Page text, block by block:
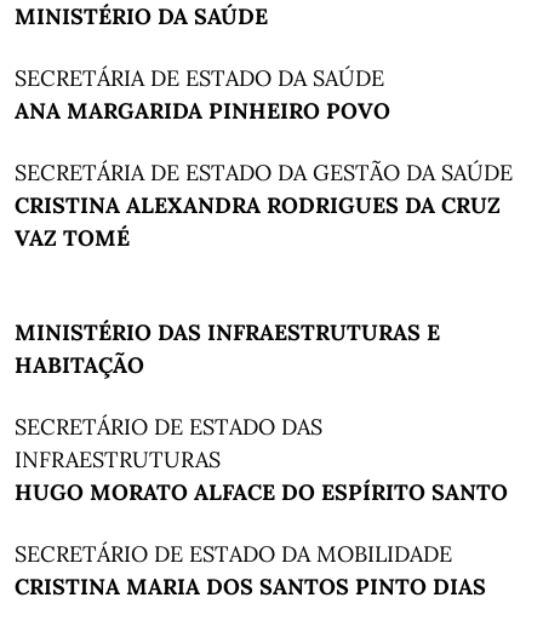
MINISTÉRIO DA SAÚDE
SECRETÁRIA DE ESTADO DA SAÚDE
ANA MARGARIDA PINHEIRO POVO
SECRETÁRIA DE ESTADO DA GESTÃO DA SAÚDE
CRISTINA ALEXANDRA RODRIGUES DA CRUZ
VAZ TOMÉ
MINISTÉRIO DAS INFRAESTRUTURAS E
HABITAÇÃO
SECRETÁRIO DE ESTADO DAS
INFRAESTRUTURAS
HUGO MORATO ALFACE DO ESPÍRITO SANTO
SECRETÁRIO DE ESTADO DA MOBILIDADE
CRISTINA MARIA DOS SANTOS PINTO DIAS